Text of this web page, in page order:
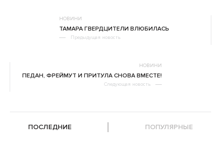
НОВИНИ
ТАМАРА ГВЕРДЦИТЕЛИ ВЛЮБИЛАСЬ
Предыдущая новость
НОВИНИ
ПЕДАН, ФРЕЙМУТ И ПРИТУЛА СНОВА ВМЕСТЕ!
Следующая новость
ПОСЛЕДНИЕ ПОПУЛЯРНЫЕ